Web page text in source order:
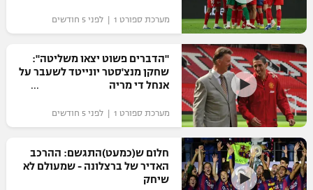
"מחצית בשכונה" – פודקאסט
משתתפים וזוכים בפרסים
תקנון משתתפים וזוכים בפרסים
תקנון עבור פעילות אלקטרה
תקנון עבור פעילות ספורט 1 – "מרלן"
טניס
גיימינג E-Sports
אופניים
ספורט מוטורי
כדורמים
פוטבול אמריקאי NFL
בייסבול MLB
מערכת ספורט 1 | לפני 5 חודשים
"הדברים פשוט יצאו משליטה":
שחקן מנצ'סטר יונייטד לשעבר על
אנחל די מריה
מערכת ספורט 1 | לפני 5 חודשים
חלום ש(כמעט)התגשם: ההרכב
האדיר של ברצלונה - שמעולם לא
שיחק